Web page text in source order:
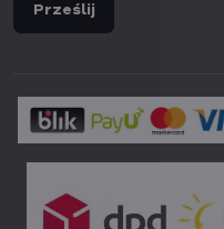
Prześlij